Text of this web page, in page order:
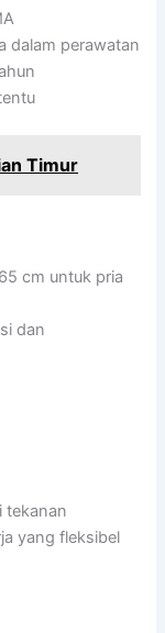
dalam perawatan
Timur
cm untuk pria
dan
tekanan
yang fleksibel